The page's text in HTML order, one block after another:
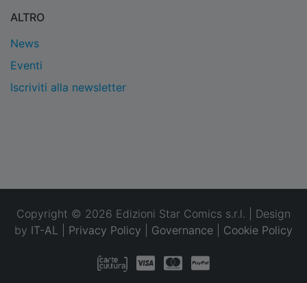
ALTRO
News
Eventi
Iscriviti alla newsletter
Copyright © 2026 Edizioni Star Comics s.r.l. | Design
by IT-AL Privacy Policy Governance Cookie Policy